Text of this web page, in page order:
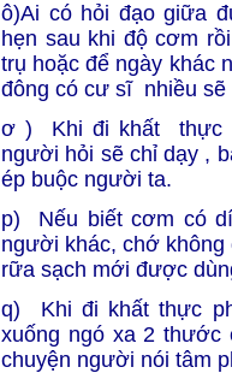
ô)Ai có hỏi đạo giữa
hẹn sau khi độ cơm
trụ hoặc để ngày khác
đông có cư sĩ nhiều sẽ
ơ ) Khi đi khất thực
người hỏi sẽ chỉ dạy ,
ép buộc người ta.
p) Nếu biết cơm có
người khác, chớ
rữa sạch mới được
q) Khi đi khất thực
xuống ngó xa 2 thước
chuyện người nói tâm